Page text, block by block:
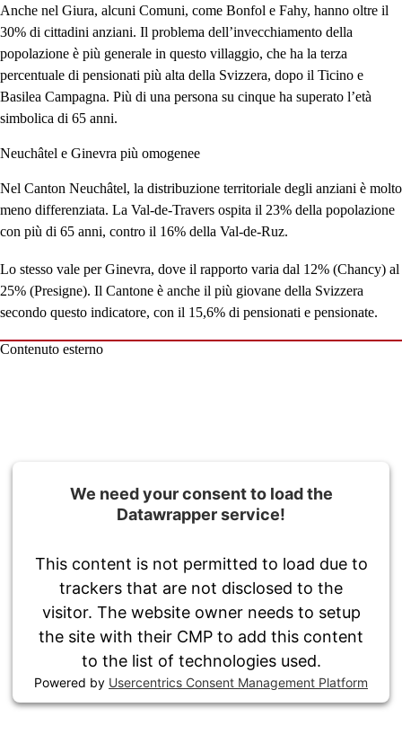
Anche nel Giura, alcuni Comuni, come Bonfol e Fahy, hanno oltre il
30% di cittadini anziani. Il problema dell’invecchiamento della
popolazione è più generale in questo villaggio, che ha la terza
percentuale di pensionati più alta della Svizzera, dopo il Ticino e
Basilea Campagna. Più di una persona su cinque ha superato l’età
simbolica di 65 anni.
Neuchâtel e Ginevra più omogenee
Nel Canton Neuchâtel, la distribuzione territoriale degli anziani è molto
meno differenziata. La Val-de-Travers ospita il 23% della popolazione
con più di 65 anni, contro il 16% della Val-de-Ruz.
Lo stesso vale per Ginevra, dove il rapporto varia dal 12% (Chancy) al
25% (Presigne). Il Cantone è anche il più giovane della Svizzera
secondo questo indicatore, con il 15,6% di pensionati e pensionate.
Contenuto esterno
We need your consent to load the
Datawrapper service!
This content is not permitted to load due to
trackers that are not disclosed to the
visitor. The website owner needs to setup
the site with their CMP to add this content
to the list of technologies used.
Powered by Usercentrics Consent Management Platform